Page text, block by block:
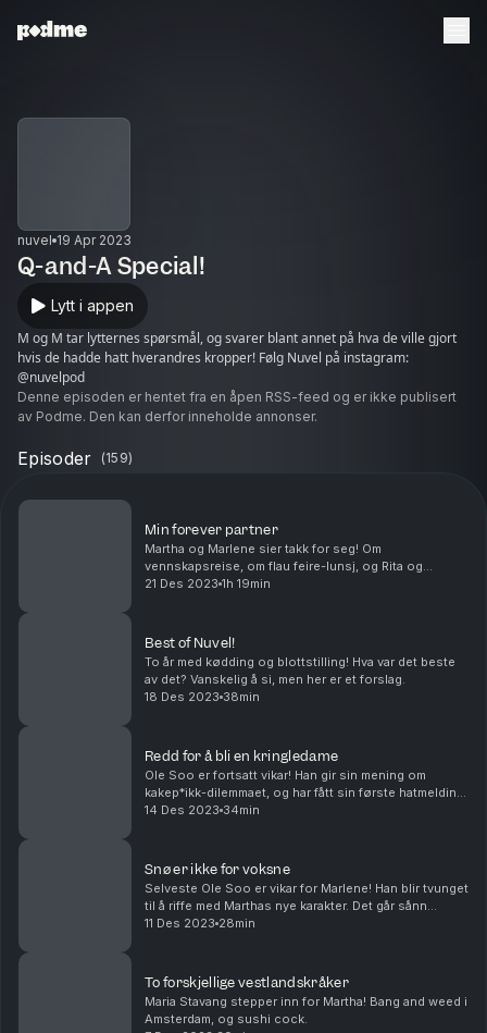
nuvel 19 Apr 2023
Q-and-A Special!
Lytt i appen
M og M tar lytternes spørsmål, og svarer blant annet på hva de ville gjort
hvis de hadde hatt hverandres kropper! Følg Nuvel på instagram:
@nuvelpod
Denne episoden er hentet fra en åpen RSS-feed og er ikke publisert
av Podme. Den kan derfor inneholde annonser.
Episoder (159)
Min forever partner
Martha og Marlene sier takk for seg! Om
vennskapsreise, om flau feire-lunsj, og Rita og
Wenche møtes endelig! "Vi er jo to tapere – podkast
21 Des 2023 1h 19min
Best of Nuvel!
To år med kødding og blottstilling! Hva var det beste
av det? Vanskelig å si, men her er et forslag.
18 Des 2023 38min
Redd for å bli en kringledame
Ole Soo er fortsatt vikar! Han gir sin mening om
kakep*ikk-dilemmaet, og har fått sin første hatmelding!
Følg Nuvel på instagram: @nuvelpod
14 Des 2023 34min
Snø er ikke for voksne
Selveste Ole Soo er vikar for Marlene! Han blir tvunget
til å riffe med Marthas nye karakter. Det går sånn
passe. Men han er flink på å le seg ut!
11 Des 2023 28min
To forskjellige vestlandskråker
Maria Stavang stepper inn for Martha! Bang and weed i
Amsterdam, og sushi cock.